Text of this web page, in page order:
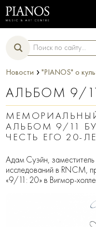
Новости › "PIANOS" о
АЛЬБОМ 9/
АЛЬБОМ 9/11
ЧЕСТЬ ЕГО 20-
Адам Суэйн, заместитель
исследований в RNCM,
«9/11: 20» в Вигмор-